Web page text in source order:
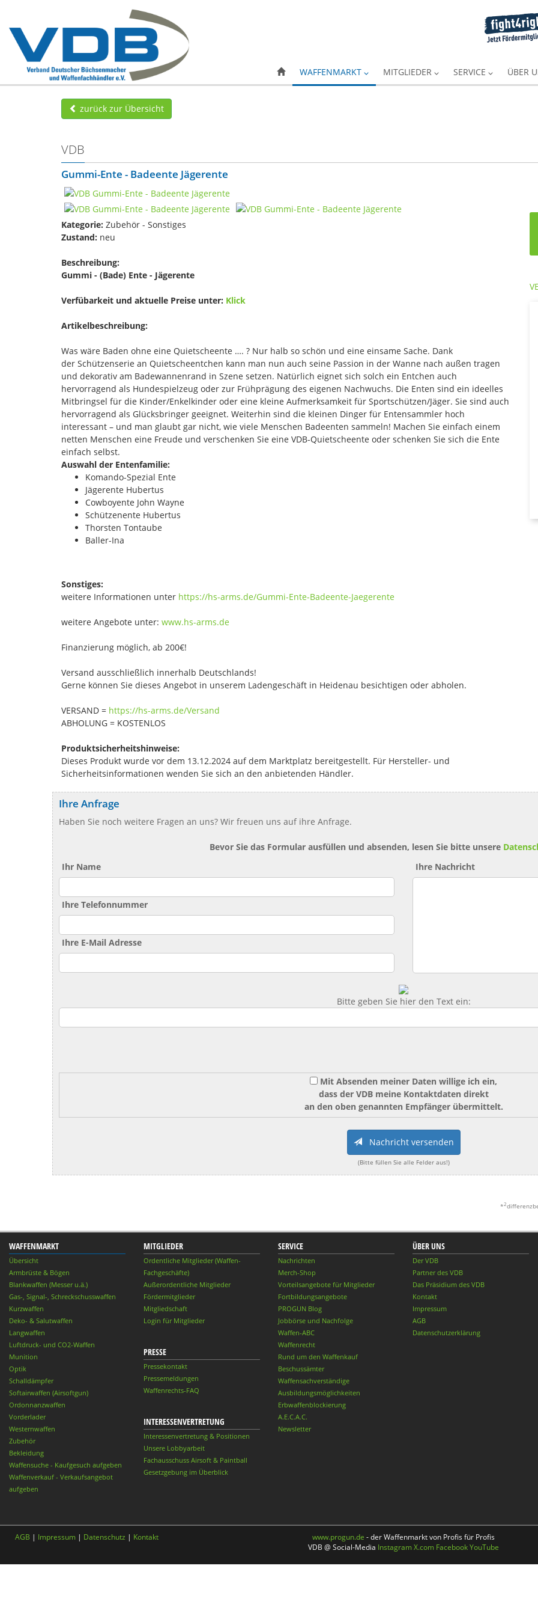
WAFFENMARKT MITGLIEDER SERVICE ÜBER
zurück zur Übersicht
VDB
Gummi-Ente - Badeente Jägerente
Kategorie: Zubehör - Sonstiges
Zustand: neu
Beschreibung:
Gummi - (Bade) Ente - Jägerente
Verfübarkeit und aktuelle Preise unter: Klick
Artikelbeschreibung:
Was wäre Baden ohne eine Quietscheente …. ? Nur halb so schön und eine einsame Sache. Dank
der Schützenserie an Quietscheentchen kann man nun auch seine Passion in der Wanne nach außen tragen
und dekorativ am Badewannenrand in Szene setzen. Natürlich eignet sich solch ein Entchen auch
hervorragend als Hundespielzeug oder zur Frühprägung des eigenen Nachwuchs. Die Enten sind ein ideelles
Mitbringsel für die Kinder/Enkelkinder oder eine kleine Aufmerksamkeit für Sportschützen/Jäger. Sie sind auch
hervorragend als Glücksbringer geeignet. Weiterhin sind die kleinen Dinger für Entensammler hoch
interessant – und man glaubt gar nicht, wie viele Menschen Badeenten sammeln! Machen Sie einfach einem
netten Menschen eine Freude und verschenken Sie eine VDB-Quietscheente oder schenken Sie sich die Ente
einfach selbst.
Auswahl der Entenfamilie:
Komando-Spezial Ente
Jägerente Hubertus
Cowboyente John Wayne
Schützenente Hubertus
Thorsten Tontaube
Baller-Ina
Sonstiges:
weitere Informationen unter https://hs-arms.de/Gummi-Ente-Badeente-Jaegerente
weitere Angebote unter: www.hs-arms.de
Finanzierung möglich, ab 200€!
Versand ausschließlich innerhalb Deutschlands!
Gerne können Sie dieses Angebot in unserem Ladengeschäft in Heidenau besichtigen oder abholen.
VERSAND = https://hs-arms.de/Versand
ABHOLUNG = KOSTENLOS
Produktsicherheitshinweise:
Dieses Produkt wurde vor dem 13.12.2024 auf dem Marktplatz bereitgestellt. Für Hersteller- und
Sicherheitsinformationen wenden Sie sich an den anbietenden Händler.
Ihre Anfrage
Haben Sie noch weitere Fragen an uns? Wir freuen uns auf ihre Anfrage.
Bevor Sie das Formular ausfüllen und absenden, lesen Sie bitte unsere
Ihr Name
Ihre Telefonnummer
Ihre E-Mail Adresse
Ihre Nachricht
Bitte geben Sie hier den Text ein:
Mit Absenden meiner Daten willige ich ein,
dass der VDB meine Kontaktdaten direkt
an den oben genannten Empfänger übermittelt.
Nachricht versenden
(Bitte füllen Sie alle Felder aus!)
*2
WAFFENMARKT
Übersicht
Armbrüste & Bögen
Blankwaffen (Messer u.ä.)
Gas-, Signal-, Schreckschusswaffen
Kurzwaffen
Deko- & Salutwaffen
Langwaffen
Luftdruck- und CO2-Waffen
Munition
Optik
Schalldämpfer
Softairwaffen (Airsoftgun)
Ordonnanzwaffen
Vorderlader
Westernwaffen
Zubehör
Bekleidung
Waffensuche - Kaufgesuch aufgeben
Waffenverkauf - Verkaufsangebot
aufgeben
MITGLIEDER
Ordentliche Mitglieder (Waffen-
Fachgeschäfte)
Außerordentliche Mitglieder
Fördermitglieder
Mitgliedschaft
Login für Mitglieder
PRESSE
Pressekontakt
Pressemeldungen
Waffenrechts-FAQ
INTERESSENVERTRETUNG
Interessenvertretung & Positionen
Unsere Lobbyarbeit
Fachausschuss Airsoft & Paintball
Gesetzgebung im Überblick
SERVICE
Nachrichten
Merch-Shop
Vorteilsangebote für Mitglieder
Fortbildungsangebote
PROGUN Blog
Jobbörse und Nachfolge
Waffen-ABC
Waffenrecht
Rund um den Waffenkauf
Beschussämter
Waffensachverständige
Ausbildungsmöglichkeiten
Erbwaffenblockierung
A.E.C.A.C.
Newsletter
ÜBER UNS
Der VDB
Partner des VDB
Das Präsidium des VDB
Kontakt
Impressum
AGB
Datenschutzerklärung
AGB | Impressum | Datenschutz | Kontakt www.progun.de - der Waffenmarkt von Profis für Profis
VDB @ Social-Media InstagramX.com FacebookYouTube